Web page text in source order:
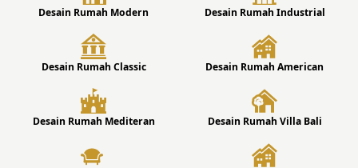
Desain Rumah Modern Desain Rumah Industrial
Desain Rumah Classic Desain Rumah American
Desain Rumah Mediteran Desain Rumah Villa Bali